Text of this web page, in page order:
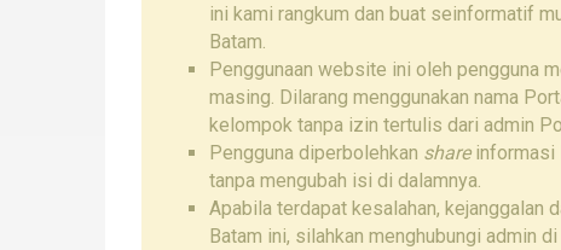
ini kami rangkum dan buat seinformatif
Batam.
Penggunaan website ini oleh pengguna
masing. Dilarang menggunakan nama
kelompok tanpa izin tertulis dari admin
Pengguna diperbolehkan shareinformasi
tanpa mengubah isi di dalamnya.
Apabila terdapat kesalahan, kejanggalan
Batam ini, silahkan menghubungi admin di